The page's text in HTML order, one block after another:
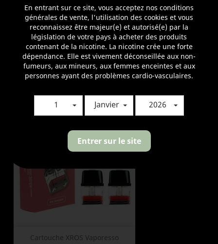
Détails du produit
Référence 6943498658633
En stock 0 Article
VOUS AIMEREZ AUSSI
Cartouche XROS Vaporesso
En entrant sur ce site, vous acceptez nos conditions
générales de vente, l'utilisation des cookies et vous
reconnaissez être majeur(e) et autorisé(e) par la
législation de votre pays à acheter des produits
contenant de la nicotine. La nicotine crée une forte
dépendance. Elle est vivement déconseillée aux non-
fumeurs, aux mineurs, aux femmes enceintes et aux
personnes ayant des problèmes cardio-vasculaires.
1 Janvier 2026
Entrer sur le site